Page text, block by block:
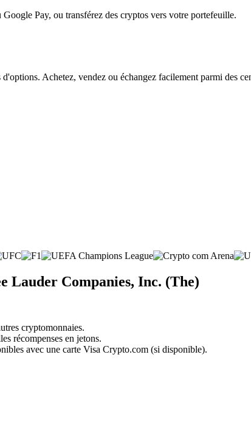
Pay, ou transférez des cryptos vers votre portefeuille.
Achetez, vendez ou échangez facilement parmi des
Lauder Companies, Inc. (The)
cryptomonnaies.
récompenses en jetons.
avec une carte Visa Crypto.com (si disponible).